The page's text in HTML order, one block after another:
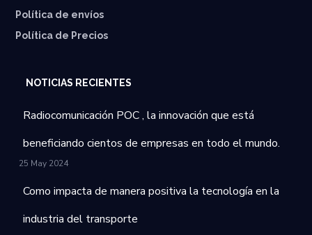
⁠Política de envíos
Política de Precios
NOTICIAS RECIENTES
Radiocomunicación POC , la innovación que está
beneficiando cientos de empresas en todo el mundo.
25 May 2024
Como impacta de manera positiva la tecnología en la
industria del transporte